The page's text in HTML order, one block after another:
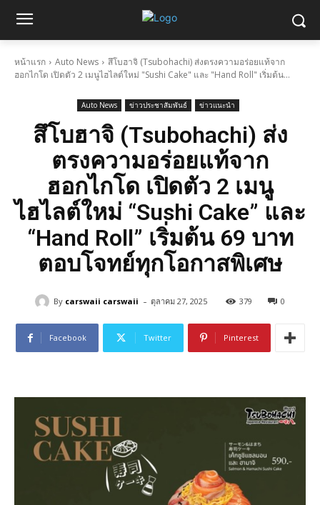
หน้าแรก Auto News
สึโบฮาจิ (Tsubohachi) ส่งตรงความอร่อยแท้จาก
ฮอกไกโด เปิดตัว 2 เมนูไฮไลต์ใหม่ "Sushi Cake" และ "Hand Roll" เริ่มต้น...
Auto News ข่าวประชาสัมพันธ์ ข่าวแนะนำ
สึโบฮาจิ (Tsubohachi) ส่ง
ตรงความอร่อยแท้จาก
ฮอกไกโด เปิดตัว 2 เมนู
ไฮไลต์ใหม่ “Sushi Cake” และ
“Hand Roll” เริ่มต้น 69 บาท
ตอบโจทย์ทุกโอกาสพิเศษ
By carswaii carswaii - ตุลาคม 27, 2025 379 0
Facebook Twitter Pinterest